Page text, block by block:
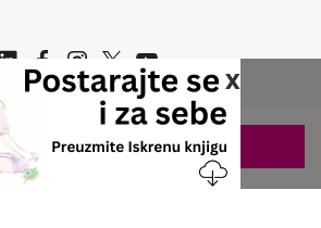
x
Sva prava www.stetoskop.info
063/687-460